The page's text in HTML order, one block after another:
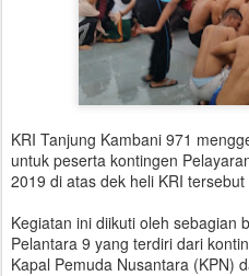
KRI Tanjung Kambani 971
untuk peserta kontingen
2019 di atas dek heli KRI
Kegiatan ini diikuti oleh sebagian
Pelantara 9 yang terdiri dari
Kapal Pemuda Nusantara (KPN)